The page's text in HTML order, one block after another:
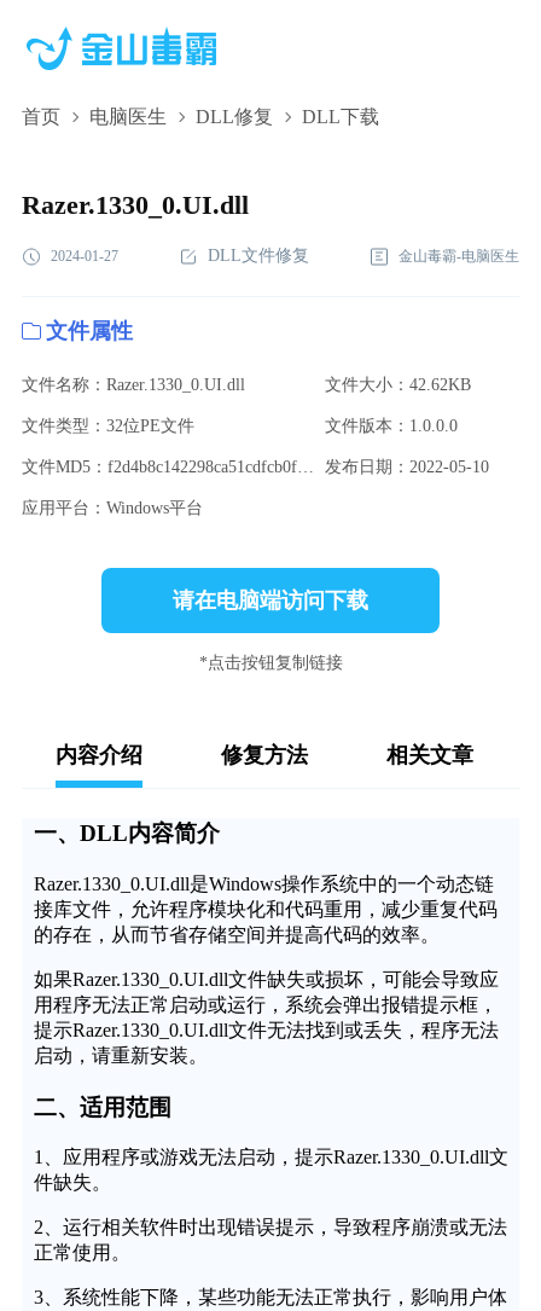
首页 电脑医生 DLL修复 DLL下载
Razer.1330_0.UI.dll,Razer.1330_0.UI.dll下载,Razer.1330_0.UI.dll修
Razer.1330_0.UI.dll
2024-01-27 DLL文件修复 金山毒霸-电脑医生
文件属性
文件名称：Razer.1330_0.UI.dll 文件大小：42.62KB
文件类型：32位PE文件 文件版本：1.0.0.0
文件MD5：f2d4b8c142298ca51cdfcb0f9effe1f4 发布日期：2022-05-10
应用平台：Windows平台
请在电脑端访问下载
*点击按钮复制链接
内容介绍 修复方法 相关文章
一、DLL内容简介
Razer.1330_0.UI.dll是Windows操作系统中的一个动态链
接库文件，允许程序模块化和代码重用，减少重复代码
的存在，从而节省存储空间并提高代码的效率。
如果Razer.1330_0.UI.dll文件缺失或损坏，可能会导致应
用程序无法正常启动或运行，系统会弹出报错提示框，
提示Razer.1330_0.UI.dll文件无法找到或丢失，程序无法
启动，请重新安装。
二、适用范围
1、应用程序或游戏无法启动，提示Razer.1330_0.UI.dll文
件缺失。
2、运行相关软件时出现错误提示，导致程序崩溃或无法
正常使用。
3、系统性能下降，某些功能无法正常执行，影响用户体